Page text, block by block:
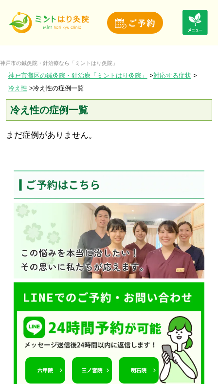
神戸市の鍼灸院・針治療なら「ミントはり灸院」
神戸市灘区の鍼灸院・針治療「ミントはり灸院」
対応する症状
冷え性
冷え性の症例一覧
冷え性の症例一覧
まだ症例がありません。